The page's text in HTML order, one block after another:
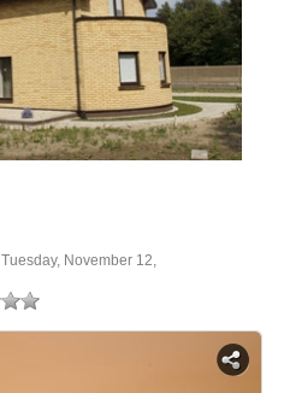
Tuesday, November 12,